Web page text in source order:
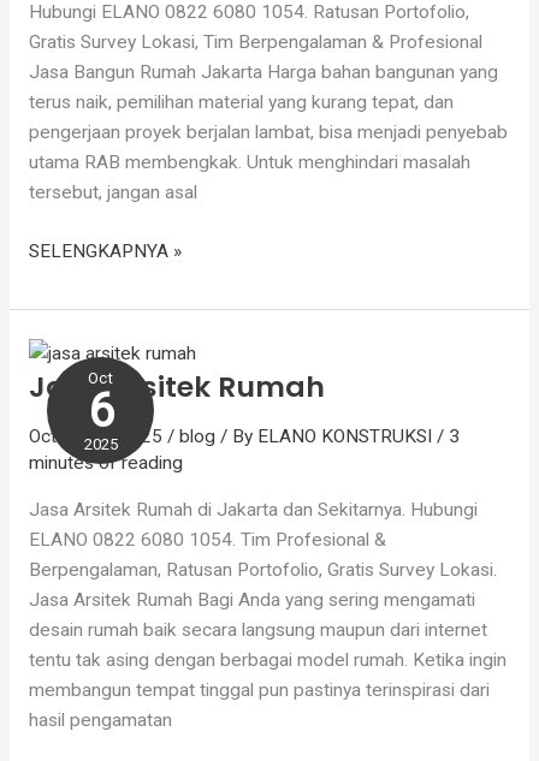
Hubungi ELANO 0822 6080 1054. Ratusan Portofolio,
Gratis Survey Lokasi, Tim Berpengalaman & Profesional
Jasa Bangun Rumah Jakarta Harga bahan bangunan yang
terus naik, pemilihan material yang kurang tepat, dan
pengerjaan proyek berjalan lambat, bisa menjadi penyebab
utama RAB membengkak. Untuk menghindari masalah
tersebut, jangan asal
SELENGKAPNYA »
Oct
6
2025
Jasa Arsitek Rumah
October 6, 2025 / blog / By ELANO KONSTRUKSI / 3
minutes of reading
Jasa Arsitek Rumah di Jakarta dan Sekitarnya. Hubungi
ELANO 0822 6080 1054. Tim Profesional &
Berpengalaman, Ratusan Portofolio, Gratis Survey Lokasi.
Jasa Arsitek Rumah Bagi Anda yang sering mengamati
desain rumah baik secara langsung maupun dari internet
tentu tak asing dengan berbagai model rumah. Ketika ingin
membangun tempat tinggal pun pastinya terinspirasi dari
hasil pengamatan
Arsitek
Rumah